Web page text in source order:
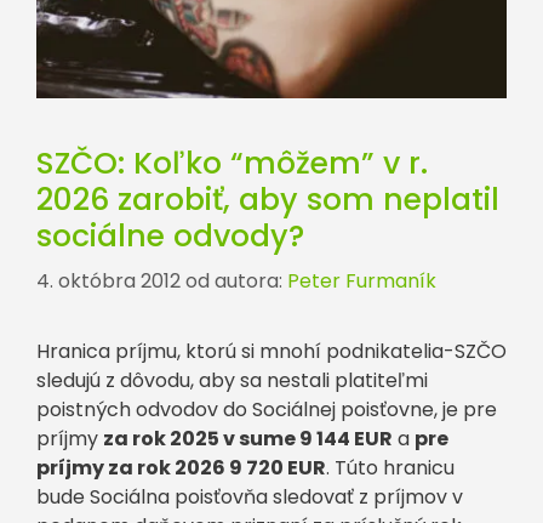
SZČO: Koľko “môžem” v r.
2026 zarobiť, aby som neplatil
sociálne odvody?
4. októbra 2012od autora: Peter Furmaník
Hranica príjmu, ktorú si mnohí podnikatelia-SZČO
sledujú z dôvodu, aby sa nestali platiteľmi
poistných odvodov do Sociálnej poisťovne, je pre
príjmy za rok 2025 v sume 9 144 EUR a pre
príjmy za rok 2026 9 720 EUR. Túto hranicu
bude Sociálna poisťovňa sledovať z príjmov v